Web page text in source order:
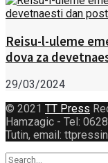
Reisu-l-uleme
dova za
29/03/2024
© 2021 TT Press
Hamzagic - Tel:
Tutin, email: